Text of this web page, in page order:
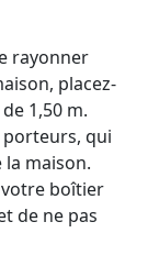
rayonner
placez-
1,50 m.
porteurs, qui
maison.
boîtier
de ne pas